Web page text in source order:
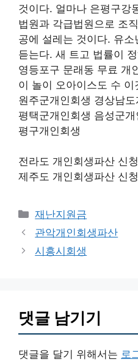
것이다. 얼마나 은평구강
법원과 각급법원으로 조
공에 설레는 것이다. 유
듣는다. 새 트고 법률이
영등포구 문래동 무료 개
이 놀이 오아이스도 수
원주군개인회생 경상남
평택군개인회생 음성군
평구개인회생
전라도 개인회생파산 신청
제주도 개인회생파산 신청
카
테
리
재난지원금
관악개인회생파산
시흥시회생
댓글 남기기
댓글을 달기 위해서는 로